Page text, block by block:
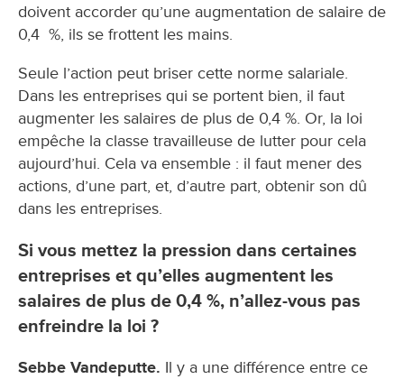
doivent accorder qu’une augmentation de salaire de
0,4 %, ils se frottent les mains.
Seule l’action peut briser cette norme salariale.
Dans les entreprises qui se portent bien, il faut
augmenter les salaires de plus de 0,4 %. Or, la loi
empêche la classe travailleuse de lutter pour cela
aujourd’hui. Cela va ensemble : il faut mener des
actions, d’une part, et, d’autre part, obtenir son dû
dans les entreprises.
Si vous mettez la pression dans certaines
entreprises et qu’elles augmentent les
salaires de plus de 0,4 %, n’allez-vous pas
enfreindre la loi ?
Sebbe Vandeputte. Il y a une différence entre ce